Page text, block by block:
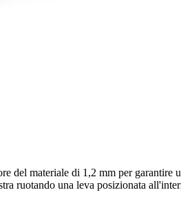
materiale di 1,2 mm per garantire
ruotando una leva posizionata